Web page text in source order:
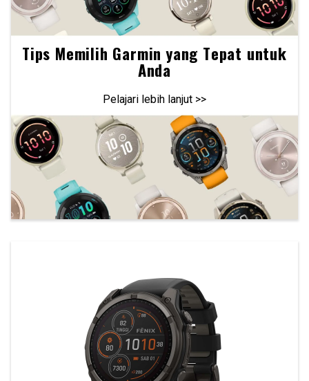
Tips Memilih Garmin yang Tepat untuk
Anda
Pelajari lebih lanjut >>